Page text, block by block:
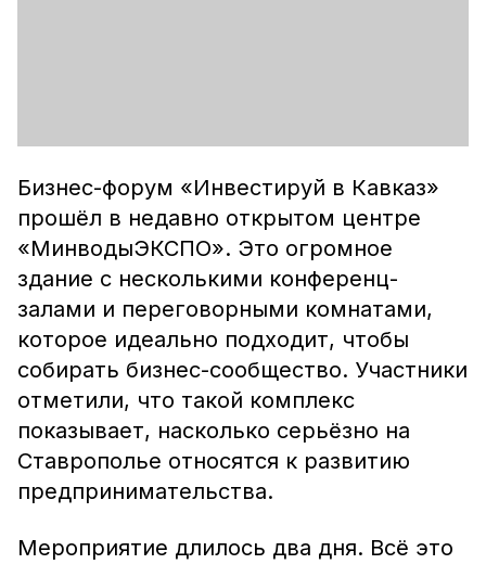
Бизнес-форум «Инвестируй в Кавказ»
прошёл в недавно открытом центре
«МинводыЭКСПО». Это огромное
здание с несколькими конференц-
залами и переговорными комнатами,
которое идеально подходит, чтобы
собирать бизнес-сообщество. Участники
отметили, что такой комплекс
показывает, насколько серьёзно на
Ставрополье относятся к развитию
предпринимательства.
Мероприятие длилось два дня. Всё это